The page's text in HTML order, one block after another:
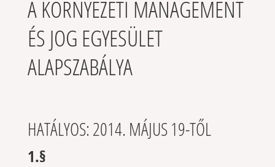
A KÖRNYEZETI MANAGEMENT
ÉS JOG EGYESÜLET
ALAPSZABÁLYA
HATÁLYOS: 2014. MÁJUS 19-TŐL
1.§